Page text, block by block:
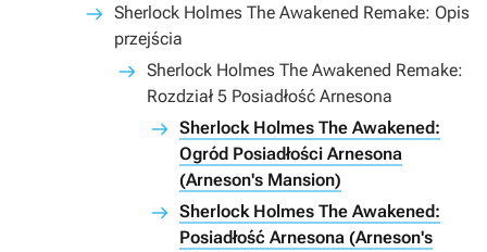
Sherlock Holmes The Awakened Remake: Opis
przejścia
Sherlock Holmes The Awakened Remake:
Rozdział 5 Posiadłość Arnesona
Sherlock Holmes The Awakened:
Ogród Posiadłości Arnesona
(Arneson's Mansion)
Sherlock Holmes The Awakened:
Posiadłość Arnesona (Arneson's